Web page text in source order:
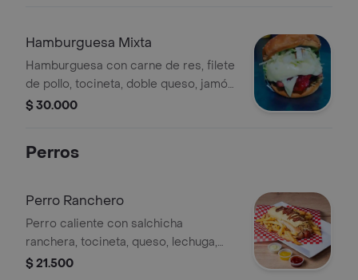
papa criolla.
Hamburguesa Mixta
Hamburguesa con carne de res, filete
de pollo, tocineta, doble queso, jamón,
lechuga, tomate, ripio de papa, pan
$ 30.000
Perros
Perro Ranchero
Perro caliente con salchicha
ranchera, tocineta, queso, lechuga,
ripio de papa, pan artesanal y salsa de
$ 21.500